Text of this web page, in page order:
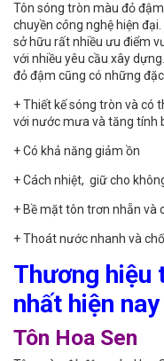
Tôn sóng tròn màu đỏ
chuyền công nghệ hiện
sở hữu rất nhiều ưu điểm
với nhiều yêu cầu xây
đỏ đậm cũng có những
+ Thiết kế sóng tròn và có
với nước mưa và tăng tính
+ Có khả năng giảm ồn
+ Cách nhiệt, giữ cho
+ Bề mặt tôn trơn nhẵn và
+ Thoát nước nhanh và
Thương hiệu
nhất hiện nay
Tôn Hoa Sen